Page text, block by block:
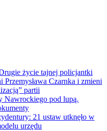
życie tajnej policjantki
Przemysława Czarnka i zmieni
partii
Nawrockiego pod lupą.
21 ustaw utknęło w
urzędu